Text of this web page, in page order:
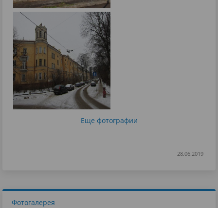
Еще фотографии
28.06.2019
Фотогалерея